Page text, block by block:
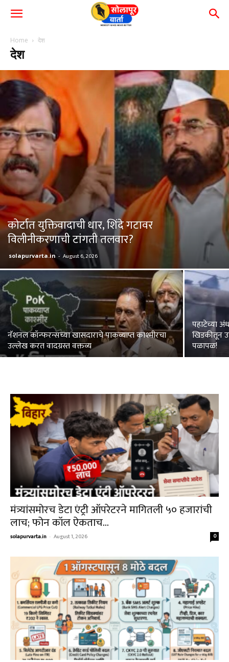
Home देश
देश
कोर्टात युक्तिवादाची धार, शिंदे गटावर
विलीनीकरणाची टांगती तलवार?
solapurvarta.in - August 6, 2026
नॅशनल कॉन्फरन्सच्या खासदाराचे पाकव्याप्त काश्मीरचा
उल्लेख करत वादग्रस्त वक्तव्य
पहाटेच्या
खिडकीतून
पळापळ!
मंत्र्यांसमोरच डेटा एंट्री ऑपरेटरने मागितली ₹५० हजारांची
लाच; फोन कॉल ऐकताच...
solapurvarta.in - August 1, 2026 0